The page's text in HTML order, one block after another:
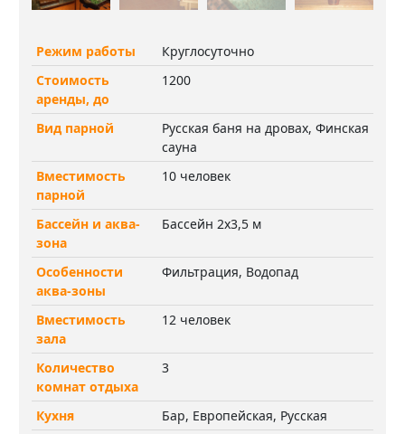
Режим работы
Круглосуточно
Стоимость
аренды, до
1200
Вид парной
Русская баня на дровах, Финская
сауна
Вместимость
парной
10 человек
Бассейн и аква-
зона
Бассейн 2х3,5 м
Особенности
аква-зоны
Фильтрация, Водопад
Вместимость
зала
12 человек
Количество
комнат отдыха
3
Кухня
Бар, Европейская, Русская